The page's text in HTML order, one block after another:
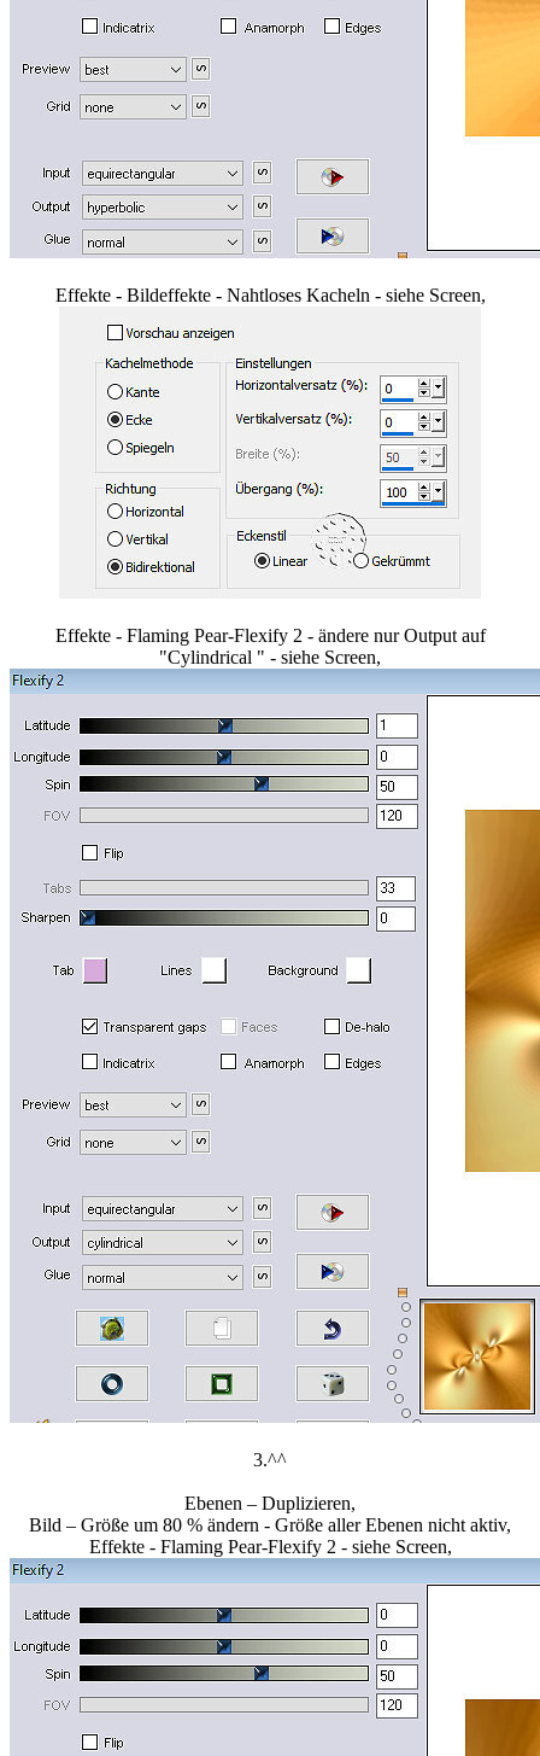
Effekte - Bildeffekte - Nahtloses Kacheln - siehe Screen,
Effekte - Flaming Pear-Flexify 2 - ändere nur Output auf
"Cylindrical " - siehe Screen,
3.^^
Ebenen – Duplizieren,
Bild – Größe um 80 % ändern - Größe aller Ebenen nicht aktiv,
Effekte - Flaming Pear-Flexify 2 - siehe Screen,